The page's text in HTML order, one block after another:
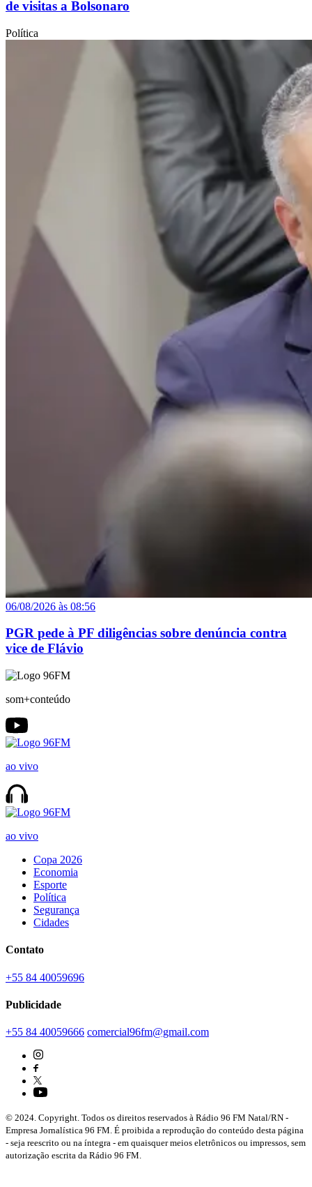
de visitas a Bolsonaro
Política
06/08/2026 às 08:56
PGR pede à PF diligências sobre denúncia contra
vice de Flávio
som+conteúdo
ao vivo
ao vivo
Copa 2026
Economia
Esporte
Política
Segurança
Cidades
Contato
+55 84 40059696
Publicidade
+55 84 40059666 comercial96fm@gmail.com
© 2024. Copyright. Todos os direitos reservados à Rádio 96 FM Natal/RN -
Empresa Jornalística 96 FM. É proibida a reprodução do conteúdo desta página
- seja reescrito ou na íntegra - em quaisquer meios eletrônicos ou impressos, sem
autorização escrita da Rádio 96 FM.